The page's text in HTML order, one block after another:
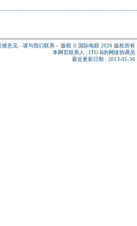
馈意见 - 请与我们联系 - 版权 © 国际电联 2026 版权所有
本网页联系人 : ITU-R的网络协调员
最近更新日期 : 2013-01-30